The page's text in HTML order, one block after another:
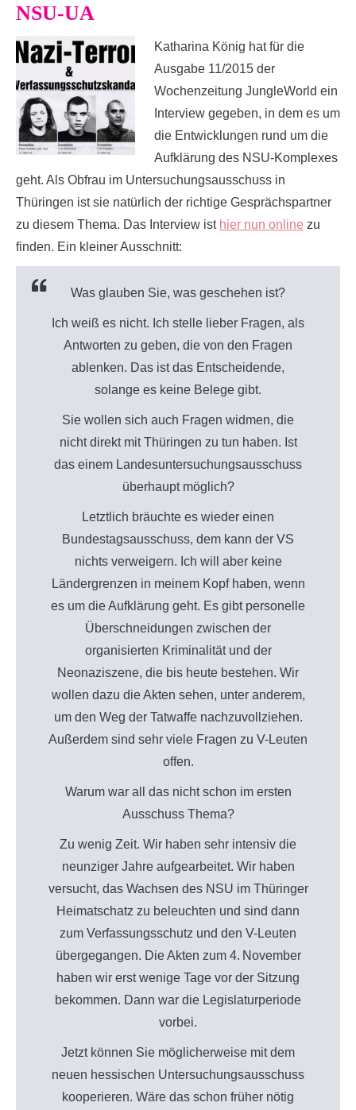
NSU-UA
Katharina König hat für die
Ausgabe 11/2015 der
Wochenzeitung JungleWorld ein
Interview gegeben, in dem es um
die Entwicklungen rund um die
Aufklärung des NSU-Komplexes
geht. Als Obfrau im Untersuchungsausschuss in
Thüringen ist sie natürlich der richtige Gesprächspartner
zu diesem Thema. Das Interview ist hier nun online zu
finden. Ein kleiner Ausschnitt:
Was glauben Sie, was geschehen ist?
Ich weiß es nicht. Ich stelle lieber Fragen, als
Antworten zu geben, die von den Fragen
ablenken. Das ist das Entscheidende,
solange es keine Belege gibt.
Sie wollen sich auch Fragen widmen, die
nicht direkt mit Thüringen zu tun haben. Ist
das einem Landesuntersuchungsausschuss
überhaupt möglich?
Letztlich bräuchte es wieder einen
Bundestagsausschuss, dem kann der VS
nichts verweigern. Ich will aber keine
Ländergrenzen in meinem Kopf haben, wenn
es um die Aufklärung geht. Es gibt personelle
Überschneidungen zwischen der
organisierten Kriminalität und der
Neonaziszene, die bis heute bestehen. Wir
wollen dazu die Akten sehen, unter anderem,
um den Weg der Tatwaffe nachzuvollziehen.
Außerdem sind sehr viele Fragen zu V-Leuten
offen.
Warum war all das nicht schon im ersten
Ausschuss Thema?
Zu wenig Zeit. Wir haben sehr intensiv die
neunziger Jahre aufgearbeitet. Wir haben
versucht, das Wachsen des NSU im Thüringer
Heimatschatz zu beleuchten und sind dann
zum Verfassungsschutz und den V-Leuten
übergegangen. Die Akten zum 4. November
haben wir erst wenige Tage vor der Sitzung
bekommen. Dann war die Legislaturperiode
vorbei.
Jetzt können Sie möglicherweise mit dem
neuen hessischen Untersuchungsausschuss
kooperieren. Wäre das schon früher nötig